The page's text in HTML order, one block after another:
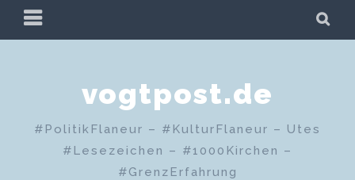
Zum
PRIMÄRES
MENÜ
vogtpost.de
#PolitikFlaneur – #KulturFlaneur – Utes
#Lesezeichen – #1000Kirchen –
#GrenzErfahrung